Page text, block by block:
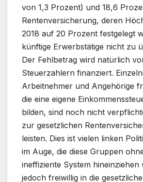
von 1,3 Prozent) und 18,6
Rentenversicherung, deren
2018 auf 20 Prozent festgelegt
künftige Erwerbstätige nicht zu
Der Fehlbetrag wird natürlich
Steuerzahlern finanziert.
Arbeitnehmer und Angehörige
die eine eigene
bilden, sind noch nicht
zur gesetzlichen
leisten. Dies ist vielen linken
im Auge, die diese Gruppen
ineffiziente System hineinziehen
jedoch freiwillig in die gesetzliche